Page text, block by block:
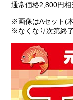
通常価格2,800円
※画像はAセット(
※なくなり次第終